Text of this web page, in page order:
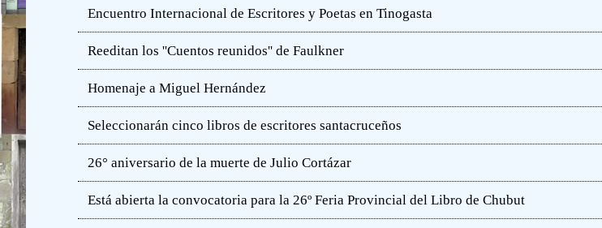
Encuentro Internacional de Escritores y Poetas en Tinogasta
Reeditan los ''Cuentos reunidos'' de Faulkner
Homenaje a Miguel Hernández
Seleccionarán cinco libros de escritores santacruceños
26° aniversario de la muerte de Julio Cortázar
Está abierta la convocatoria para la 26º Feria Provincial del Libro de Chubut